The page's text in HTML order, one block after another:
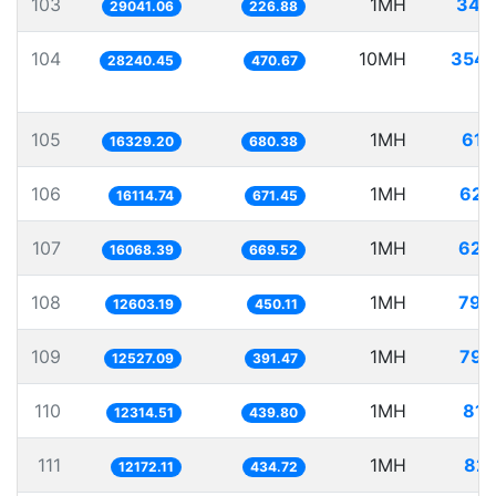
103 29041.06 226.88 1MH
104 28240.45 470.67 10MH
105 16329.20 680.38 1MH
106 16114.74 671.45 1MH
107 16068.39 669.52 1MH
108 12603.19 450.11 1MH
109 12527.09 391.47 1MH
110 12314.51 439.80 1MH
111 12172.11 434.72 1MH